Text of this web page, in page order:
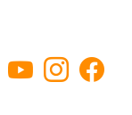
YouTubeInstagram